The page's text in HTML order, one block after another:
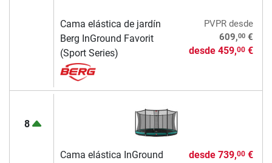
Cama elástica de jardín
Berg InGround Favorit
(Sport Series)
PVPRdesde
609,00€
desde 459,00€
8
Cama elástica InGround
desde 739,00€